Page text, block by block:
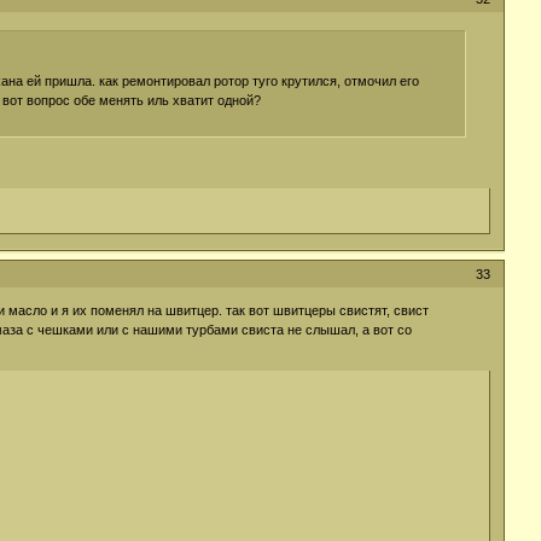
ей пришла. как ремонтировал ротор туго крутился, отмочил его
вопрос обе менять иль хватит одной?
33
и я их поменял на швитцер. так вот швитцеры свистят, свист
с чешками или с нашими турбами свиста не слышал, а вот со